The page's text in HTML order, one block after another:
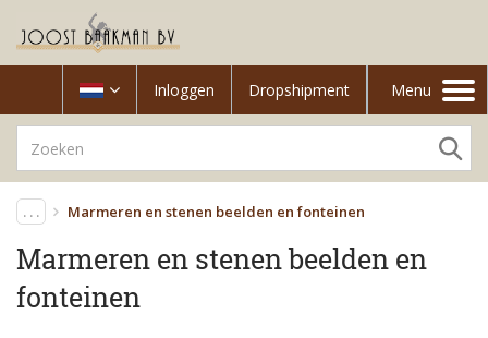
Inloggen Dropshipment
Toggle
navigation
Menu
. . . Marmeren en stenen beelden en fonteinen
Marmeren en stenen beelden en
fonteinen